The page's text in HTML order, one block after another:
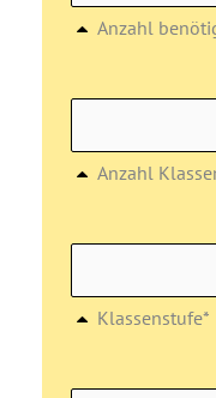
Anzahl
Anzahl
Klassenstufe*